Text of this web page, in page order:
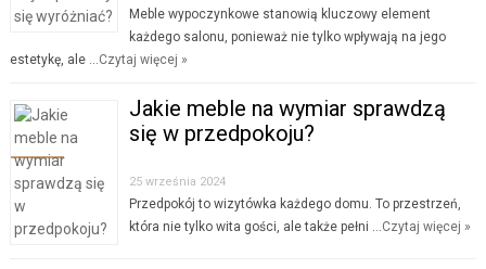
Meble wypoczynkowe stanowią kluczowy element
każdego salonu, ponieważ nie tylko wpływają na jego
estetykę, ale …Czytaj więcej »
Jakie meble na wymiar sprawdzą
się w przedpokoju?
25 września 2024
Przedpokój to wizytówka każdego domu. To przestrzeń,
która nie tylko wita gości, ale także pełni …Czytaj więcej »